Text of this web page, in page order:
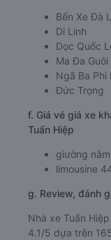
Bến Xe Đà
Di Linh
Dọc Quốc
Ma Đa
Ngã Ba Phi
Đức Trọng
f. Giá vé giá xe
Tuấn Hiệp
giường
limousine
g. Review, đánh
Nhà xe Tuấn
4.1/5 dựa trên